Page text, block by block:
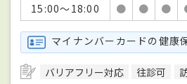
15:00～18:00
● ● ●
マイナンバーカードの健康
バリアフリー対応 往診可